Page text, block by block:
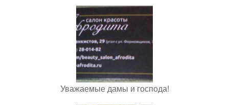
Уважаемые дамы и господа!